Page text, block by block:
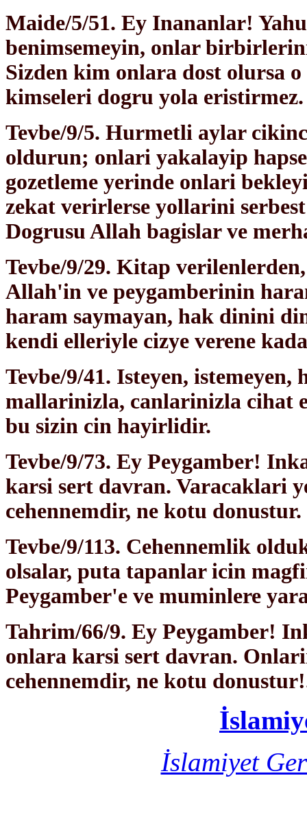
Maide/5/51. Ey Inananlar!
benimsemeyin, onlar
Sizden kim onlara dost olursa
kimseleri dogru yola eristirmez.
Tevbe/9/5. Hurmetli aylar
oldurun; onlari yakalayip
gozetleme yerinde onlari
zekat verirlerse yollarini
Dogrusu Allah bagislar ve
Tevbe/9/29. Kitap
Allah'in ve peygamberinin
haram saymayan, hak dinini
kendi elleriyle cizye verene
Tevbe/9/41. Isteyen,
mallarinizla, canlarinizla cihat
bu sizin cin hayirlidir.
Tevbe/9/73. Ey Peygamber!
karsi sert davran. Varacaklari
cehennemdir, ne kotu donustur.
Tevbe/9/113. Cehennemlik
olsalar, puta tapanlar icin
Peygamber'e ve muminlere
Tahrim/66/9. Ey Peygamber!
onlara karsi sert davran.
cehennemdir, ne kotu
İslamiyet